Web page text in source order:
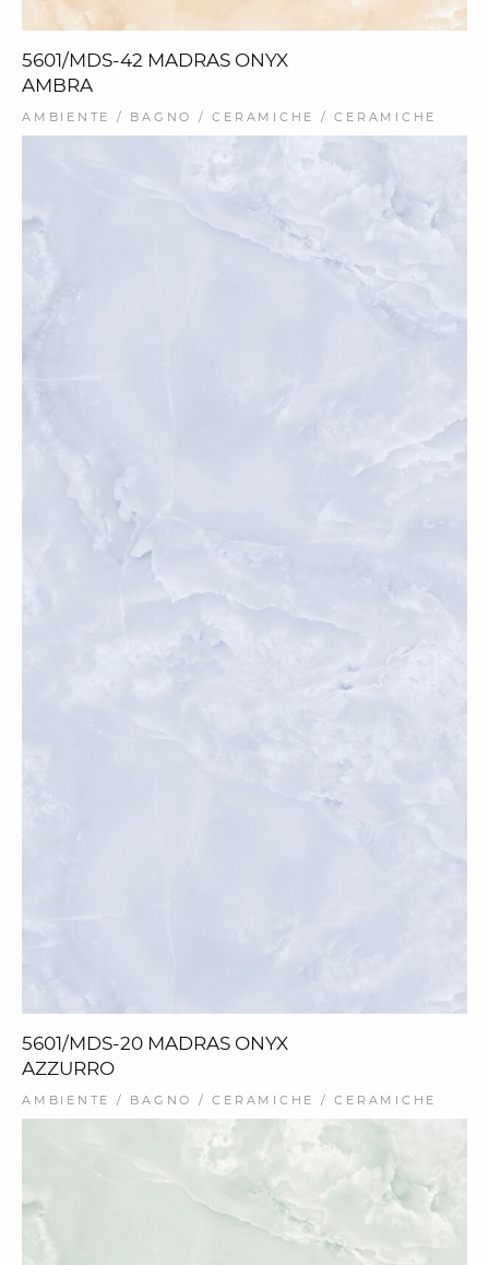
5601/MDS-42 MADRAS ONYX
AMBRA
AMBIENTE / BAGNO / CERAMICHE / CERAMICHE
5601/MDS-20 MADRAS ONYX
AZZURRO
AMBIENTE / BAGNO / CERAMICHE / CERAMICHE